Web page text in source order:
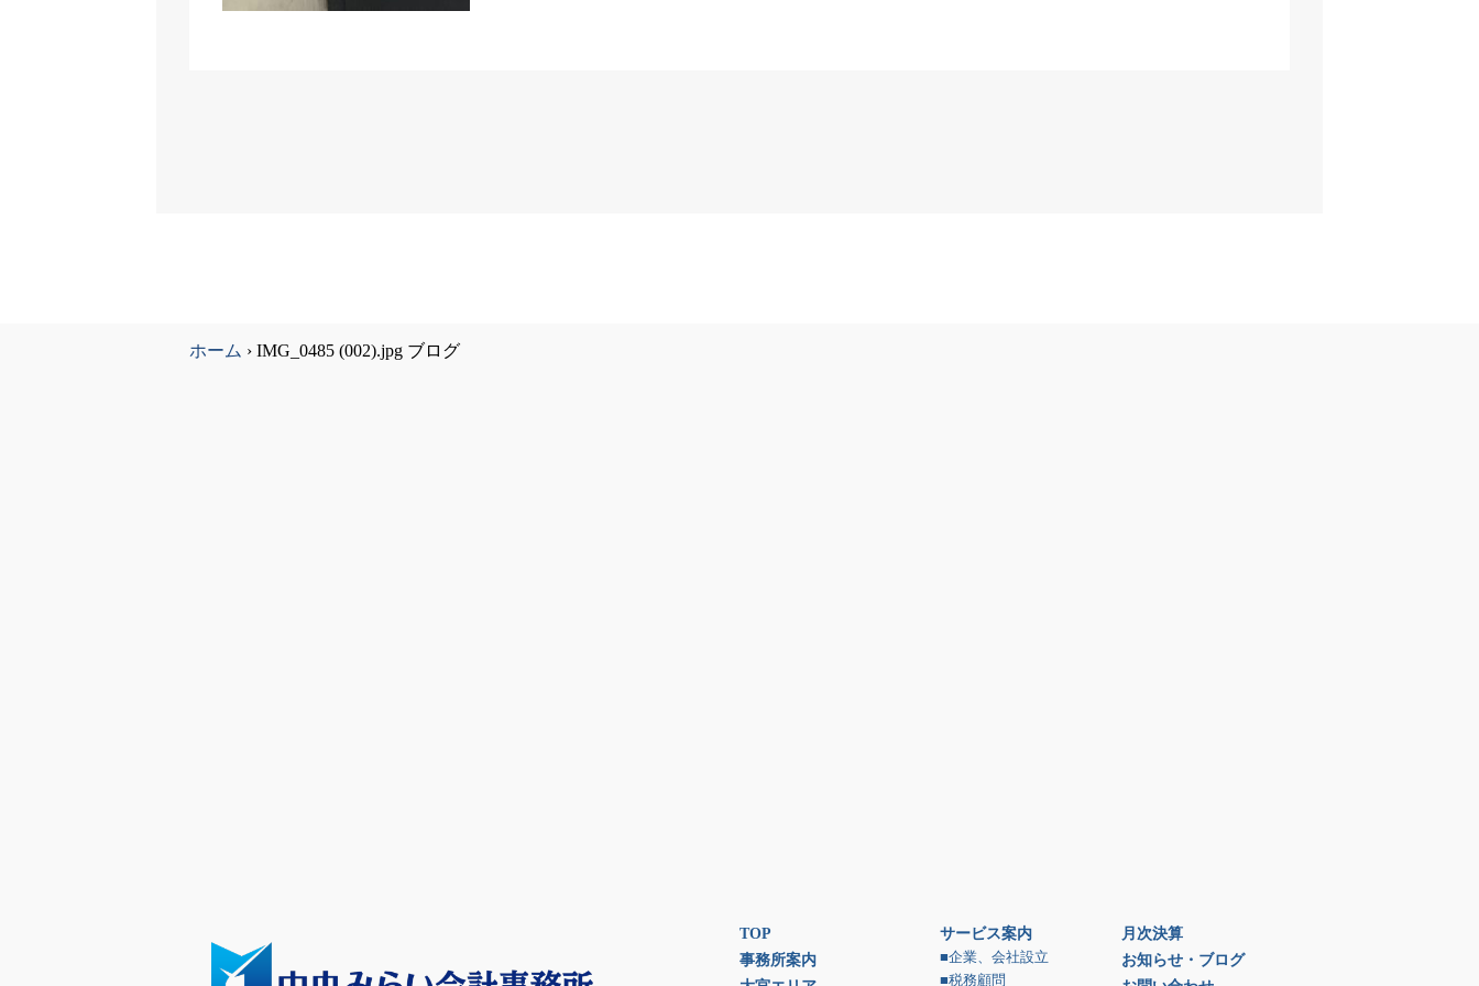
ホーム › IMG_0485 (002).jpg ブログ
TOP
事務所案内
サービス案内
■企業、会社設立
■税務顧問
月次決算
お知らせ・ブログ